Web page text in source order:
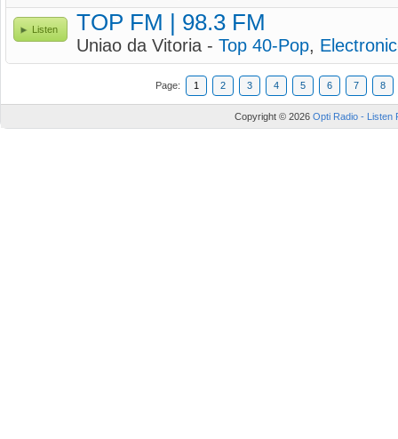
Listen TOP FM | 98.3 FM
Uniao da Vitoria - Top 40-Pop,
Page: 1 2 3 4 5 6 7 8
Copyright © 2026 Opti Radio - Listen